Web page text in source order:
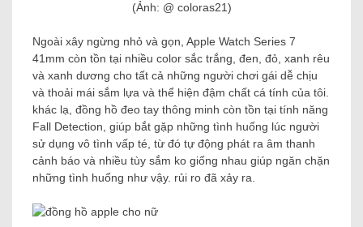
(Ảnh: @ coloras21)
Ngoài xây ngừng nhỏ và gọn, Apple Watch Series 7
41mm còn tồn tại nhiều color sắc trắng, đen, đỏ, xanh rêu
và xanh dương cho tất cả những người chơi gái dễ chịu
và thoải mái sắm lựa và thể hiện đậm chất cá tính của tôi.
khác lạ, đồng hồ đeo tay thông minh còn tồn tại tính năng
Fall Detection, giúp bắt gặp những tình huống lúc người
sử dụng vô tình vấp té, từ đó tự động phát ra âm thanh
cảnh báo và nhiều tùy sắm ko giống nhau giúp ngăn chặn
những tình huống như vậy. rủi ro đã xảy ra.